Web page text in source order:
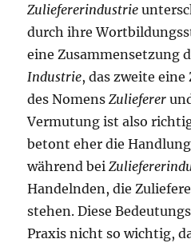
Zuliefererindustrie
durch ihre
eine Zusammensetzung
Industrie, das zweite
des NomensZulieferer
Vermutung ist also
betont eher die
während bei
Handelnden, die
stehen. Diese
Praxis nicht so wichtig,